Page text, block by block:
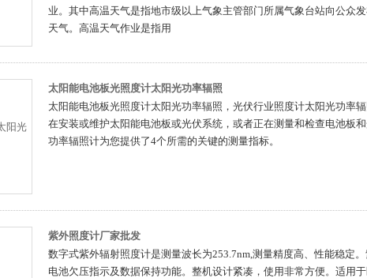
业。其中高温天气是指地市级以上气象主管部门所属气象台站向公众
天气。高温天气作业是指用
太阳能电池板光照度计太阳光功率辐照
太阳能电池板光照度计太阳光功率辐照，光伏行业照度计太阳光功率
在安装或维护太阳能电池板或光伏系统，或者正在测量和检查电池板
功率辐照计为您提供了4个所需的关键的测量指标。
紫外照度计厂家批发
数字式紫外辐射照度计是测量波长为253.7nm,测量精度高、性能稳定
电池欠压指示及数据保持功能。整机设计紧凑，使用非常方便。适用